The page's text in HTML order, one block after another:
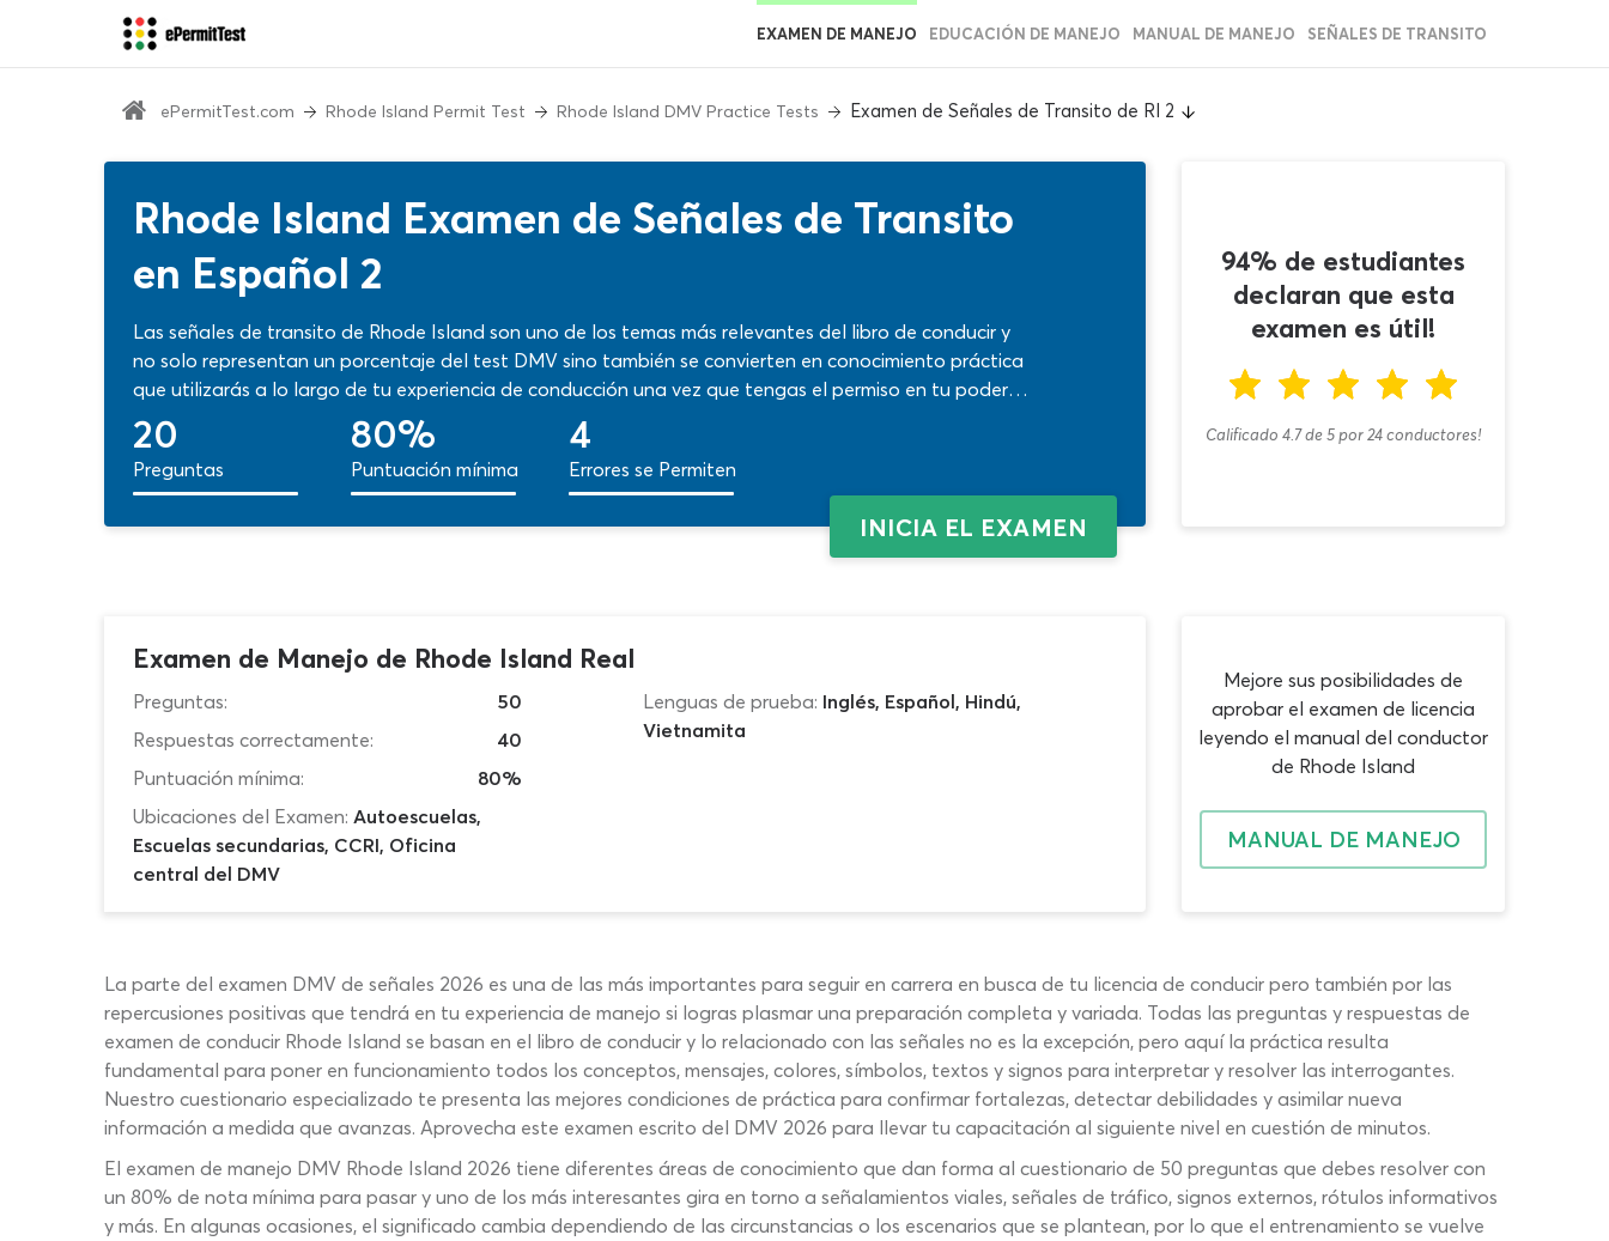
EXAMEN DE MANEJO EDUCACIÓN DE MANEJO MANUAL DE MANEJO SEÑALES DE TRANSITO
ePermitTest.com Rhode Island Permit Test Rhode Island DMV Practice Tests Examen de Señales de Transito de RI 2
Rhode Island Examen de Señales de Transito
en Español 2
Las señales de transito de Rhode Island son uno de los temas más relevantes del libro de conducir y
no solo representan un porcentaje del test DMV sino también se convierten en conocimiento práctica
que utilizarás a lo largo de tu experiencia de conducción una vez que tengas el permiso en tu poder.
Con nuestro examen de manejo señales 2026 podrás contrastar lo aprendido, verificar el formato de
evaluación y aprender nuevas cosas gracias a contenidos precisos y funciones de ayuda.
20
Preguntas
80%
Puntuación mínima
4
Errores se Permiten
INICIA EL EXAMEN
94% de estudiantes
declaran que esta
examen es útil!
Calificado 4.7de5 por24conductores!
Examen de Manejo de Rhode Island Real
Preguntas:
50
Respuestas correctamente:
40
Puntuación mínima:
80%
Ubicaciones del Examen: Autoescuelas,
Escuelas secundarias, CCRI, Oficina
central del DMV
Lenguas de prueba: Inglés, Español, Hindú,
Vietnamita
Mejore sus posibilidades de
aprobar el examen de licencia
leyendo el manual del conductor
de Rhode Island
MANUAL DE MANEJO
La parte del examen DMV de señales 2026 es una de las más importantes para seguir en carrera en busca de tu licencia de conducir pero también por las
repercusiones positivas que tendrá en tu experiencia de manejo si logras plasmar una preparación completa y variada. Todas las preguntas y respuestas de
examen de conducir Rhode Island se basan en el libro de conducir y lo relacionado con las señales no es la excepción, pero aquí la práctica resulta
fundamental para poner en funcionamiento todos los conceptos, mensajes, colores, símbolos, textos y signos para interpretar y resolver las interrogantes.
Nuestro cuestionario especializado te presenta las mejores condiciones de práctica para confirmar fortalezas, detectar debilidades y asimilar nueva
información a medida que avanzas. Aprovecha este examen escrito del DMV 2026 para llevar tu capacitación al siguiente nivel en cuestión de minutos.
El examen de manejo DMV Rhode Island 2026 tiene diferentes áreas de conocimiento que dan forma al cuestionario de 50 preguntas que debes resolver con
un 80% de nota mínima para pasar y uno de los más interesantes gira en torno a señalamientos viales, señales de tráfico, signos externos, rótulos informativos
y más. En algunas ocasiones, el significado cambia dependiendo de las circunstancias o los escenarios que se plantean, por lo que el entrenamiento se vuelve